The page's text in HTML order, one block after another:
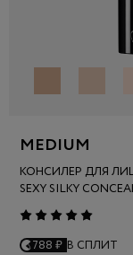
MEDIUM
КОНСИЛЕР ДЛЯ
SEXY SILKY
788 ₽ В СПЛИТ